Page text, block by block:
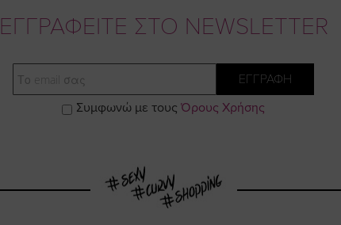
ΕΓΓΡΑΦΕΙΤΕ ΣΤΟ NEWSLETTER
Email
ΕΓΓΡΑΦΗ
Συμφωνώ με τους Όρους Χρήσης